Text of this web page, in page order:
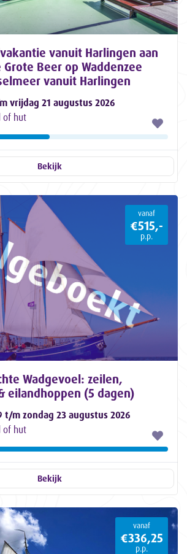
vanuit Harlingen aan
Beer op Waddenzee
vanuit Harlingen
vrijdag 21 augustus 2026
of hut
Bekijk
vanaf
€515,-
p.p.
Wadgevoel: zeilen,
eilandhoppen (5 dagen)
t/m zondag 23 augustus 2026
of hut
Bekijk
vanaf
€336,25
p.p.